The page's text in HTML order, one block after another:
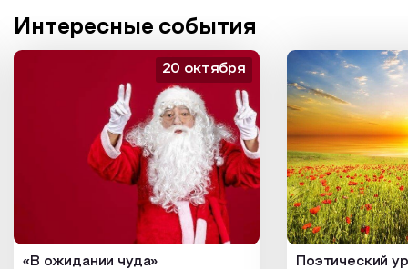
Интересные события
«В ожидании чуда»
20 октября
Поэтический